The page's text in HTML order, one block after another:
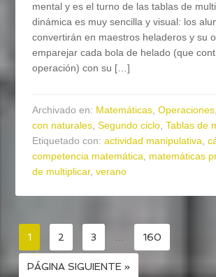
mental y es el turno de las tablas de
dinámica es muy sencilla y visual: los
convertirán en maestros heladeros y su
emparejar cada bola de helado (que
operación) con su […]
Archivado en: Matemáticas,Operaciones
con naturales,Segundo ciclo,Tablas de
Etiquetado con:actividad manipulativa,
competencia matemática, matemáticas
de multiplicar,verano
1 2 3 … 160
PÁGINA SIGUIENTE »